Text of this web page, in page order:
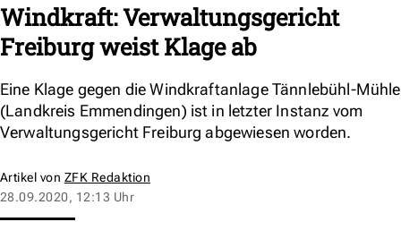
Windkraft: Verwaltungsgericht
Freiburg weist Klage ab
Eine Klage gegen die Windkraftanlage Tännlebühl-Mühle
(Landkreis Emmendingen) ist in letzter Instanz vom
Verwaltungsgericht Freiburg abgewiesen worden.
Artikel von ZFK Redaktion
28.09.2020, 12:13 Uhr